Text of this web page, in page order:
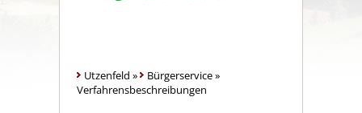
Utzenfeld » Bürgerservice»
Verfahrensbeschreibungen